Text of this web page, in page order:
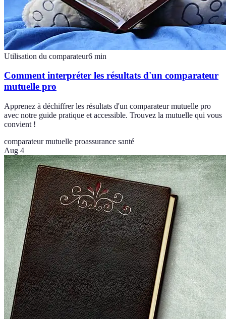
Utilisation du comparateur6 min
Comment interpréter les résultats d'un comparateur
mutuelle pro
Apprenez à déchiffrer les résultats d'un comparateur mutuelle pro
avec notre guide pratique et accessible. Trouvez la mutuelle qui vous
convient !
comparateur mutuelle proassurance santé
Aug 4